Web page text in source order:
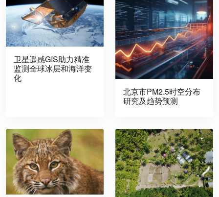
卫星遥感GIS助力精准
监测全球冰层和海洋变
化
北京市PM2.5时空分布
研究及趋势预测